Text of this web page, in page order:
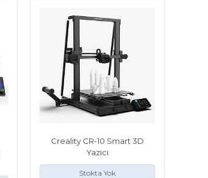
Creality CR-10 Smart 3D
Yazıcı
Stokta Yok